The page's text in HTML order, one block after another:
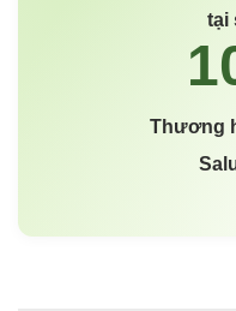
tại
Thương